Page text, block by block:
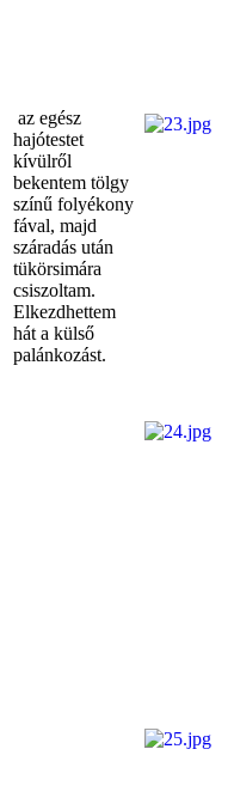
az egész
hajótestet
kívülről
bekentem tölgy
színű folyékony
fával, majd
száradás után
tükörsimára
csiszoltam.
Elkezdhettem
hát a külső
palánkozást.